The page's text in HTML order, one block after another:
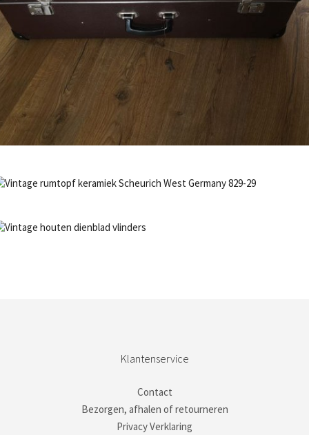
€32,50
Klantenservice
Contact
Bezorgen, afhalen of retourneren
Privacy Verklaring